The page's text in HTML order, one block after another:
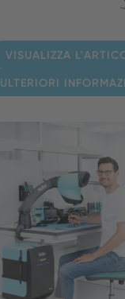
VISUALIZZA
ULTERIORI